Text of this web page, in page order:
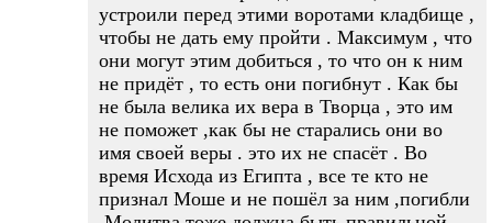
устроили перед этими воротами кладбище ,
чтобы не дать ему пройти . Максимум , что
они могут этим добиться , то что он к ним
не придёт , то есть они погибнут . Как бы
не была велика их вера в Творца , это им
не поможет ,как бы не старались они во
имя своей веры . это их не спасёт . Во
время Исхода из Египта , все те кто не
признал Моше и не пошёл за ним ,погибли